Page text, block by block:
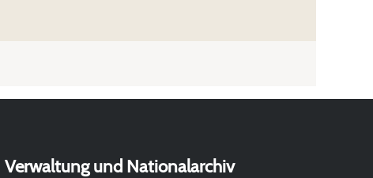
Verwaltung und Nationalarchiv